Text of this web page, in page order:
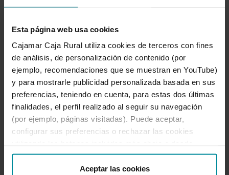
Esta página web usa cookies
Cajamar Caja Rural utiliza cookies de terceros con fines
de análisis, de personalización de contenido (por
ejemplo, recomendaciones que se muestran en YouTube)
y para mostrarle publicidad personalizada basada en sus
preferencias, teniendo en cuenta, para estas dos últimas
finalidades, el perfil realizado al seguir su navegación
(por ejemplo, páginas visitadas). Puede aceptar,
configurar sus preferencias o rechazar las cookies
“Detalles”. También puede obtener más información, así
como cambiar el consentimiento en cualquier momento
Aceptar las cookies
Altres accessos
Sede Electrónica (en castellà) |Bróker online